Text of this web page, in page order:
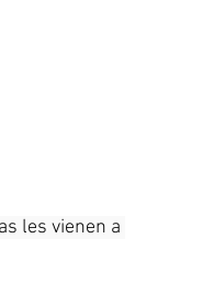
les vienen a